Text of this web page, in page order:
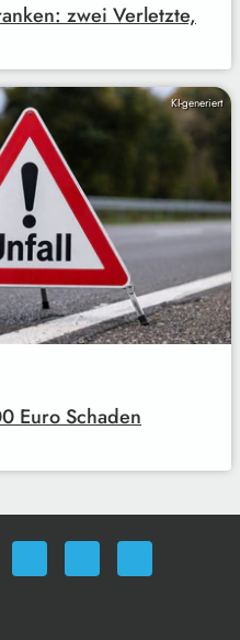
zwei Verletzte,
KI-generiert
Euro Schaden